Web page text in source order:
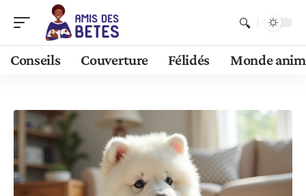
Conseils Couverture Félidés Monde